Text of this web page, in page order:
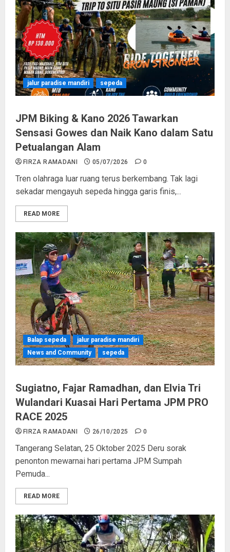
jalur paradise mandiri sepeda
JPM Biking & Kano 2026 Tawarkan
Sensasi Gowes dan Naik Kano dalam Satu
Petualangan Alam
FIRZA RAMADANI 05/07/2026 0
Tren olahraga luar ruang terus berkembang. Tak lagi
sekadar mengayuh sepeda hingga garis finis,...
READ MORE
Balap sepeda
jalur paradise mandiri
News and Community
sepeda
Sugiatno, Fajar Ramadhan, dan Elvia Tri
Wulandari Kuasai Hari Pertama JPM PRO
RACE 2025
FIRZA RAMADANI 26/10/2025 0
Tangerang Selatan, 25 Oktober 2025 Deru sorak
penonton mewarnai hari pertama JPM Sumpah
Pemuda...
READ MORE